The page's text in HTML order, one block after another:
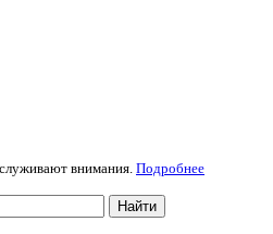
внимания. Подробнее
Найти